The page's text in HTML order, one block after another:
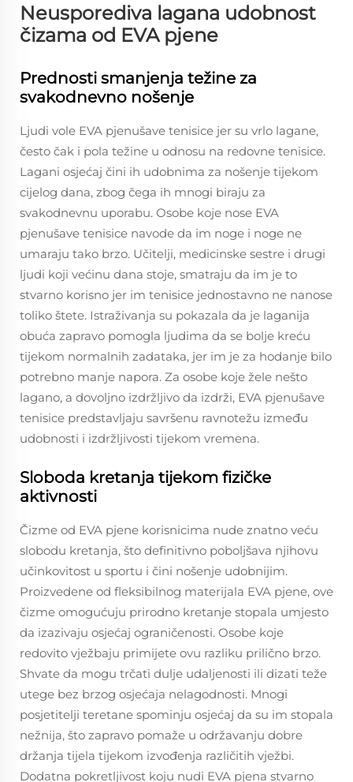
Neusporediva lagana udobnost
čizama od EVA pjene
Prednosti smanjenja težine za
svakodnevno nošenje
Ljudi vole EVA pjenušave tenisice jer su vrlo lagane,
često čak i pola težine u odnosu na redovne tenisice.
Lagani osjećaj čini ih udobnima za nošenje tijekom
cijelog dana, zbog čega ih mnogi biraju za
svakodnevnu uporabu. Osobe koje nose EVA
pjenušave tenisice navode da im noge i noge ne
umaraju tako brzo. Učitelji, medicinske sestre i drugi
ljudi koji većinu dana stoje, smatraju da im je to
stvarno korisno jer im tenisice jednostavno ne nanose
toliko štete. Istraživanja su pokazala da je laganija
obuća zapravo pomogla ljudima da se bolje kreću
tijekom normalnih zadataka, jer im je za hodanje bilo
potrebno manje napora. Za osobe koje žele nešto
lagano, a dovoljno izdržljivo da izdrži, EVA pjenušave
tenisice predstavljaju savršenu ravnotežu između
udobnosti i izdržljivosti tijekom vremena.
Sloboda kretanja tijekom fizičke
aktivnosti
Čizme od EVA pjene korisnicima nude znatno veću
slobodu kretanja, što definitivno poboljšava njihovu
učinkovitost u sportu i čini nošenje udobnijim.
Proizvedene od fleksibilnog materijala EVA pjene, ove
čizme omogućuju prirodno kretanje stopala umjesto
da izazivaju osjećaj ograničenosti. Osobe koje
redovito vježbaju primijete ovu razliku prilično brzo.
Shvate da mogu trčati dulje udaljenosti ili dizati teže
utege bez brzog osjećaja nelagodnosti. Mnogi
posjetitelji teretane spominju osjećaj da su im stopala
nežnija, što zapravo pomaže u održavanju dobre
držanja tijela tijekom izvođenja različitih vježbi.
Dodatna pokretljivost koju nudi EVA pjena stvarno